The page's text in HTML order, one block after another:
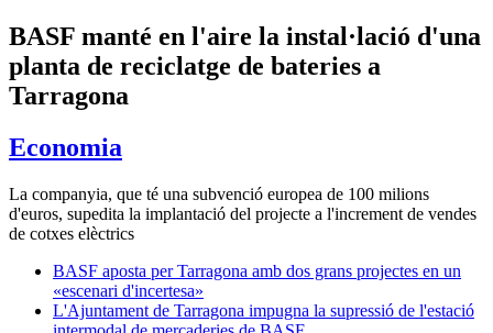
BASF manté en l'aire la instal·lació d'una
planta de reciclatge de bateries a
Tarragona
Economia
La companyia, que té una subvenció europea de 100 milions
d'euros, supedita la implantació del projecte a l'increment de vendes
de cotxes elèctrics
BASF aposta per Tarragona amb dos grans projectes en un
«escenari d'incertesa»
L'Ajuntament de Tarragona impugna la supressió de l'estació